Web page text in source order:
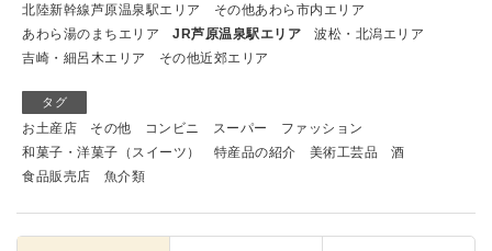
北陸新幹線芦原温泉駅エリア
その他あわら市内エリア
あわら湯のまちエリア
JR芦原温泉駅エリア
波松・北潟エリア
吉崎・細呂木エリア
その他近郊エリア
タグ
お土産店 その他 コンビニ スーパー
ファッション
和菓子・洋菓子（スイーツ）
特産品の紹介 美術工芸品
酒
食品販売店
魚介類